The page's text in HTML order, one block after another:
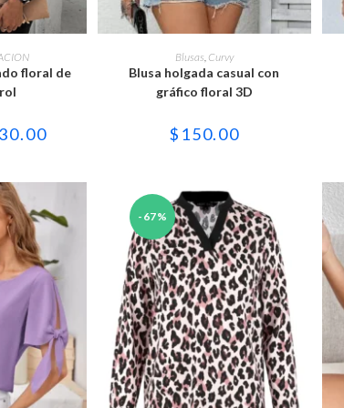
floral de
El
$130.00.
SELECCIONAR OPCIONES
Este
producto
tiene
múltiples
variantes.
se
pueden
página
de
producto
Blusas Curvy
Blusa holgada casual con
gráfico floral 3D
$ 150.00
-67%